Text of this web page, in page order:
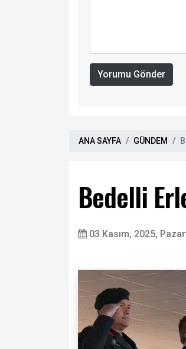
Yorumu Gönder
ANA SAYFA GÜNDEM
Bedelli
03 Kasım, 2025,